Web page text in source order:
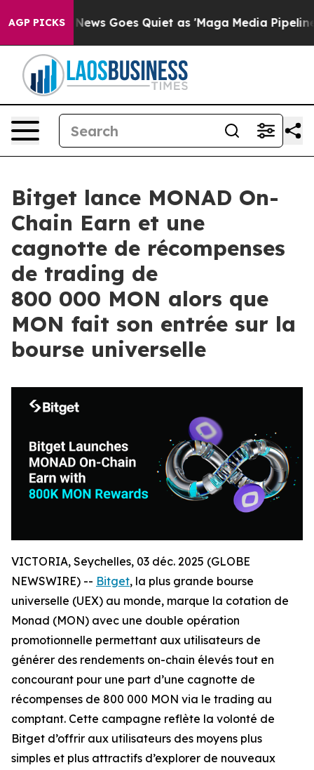
AGP PICKS
Fox News Goes Quiet as 'Maga Media Pipeline'
Bitget lance MONAD On-
Chain Earn et une
cagnotte de récompenses
de trading de
800 000 MON alors que
MON fait son entrée sur la
bourse universelle
VICTORIA, Seychelles, 03 déc. 2025 (GLOBE
NEWSWIRE) -- Bitget, la plus grande bourse
universelle (UEX) au monde, marque la cotation de
Monad (MON) avec une double opération
promotionnelle permettant aux utilisateurs de
générer des rendements on-chain élevés tout en
concourant pour une part d’une cagnotte de
récompenses de 800 000 MON via le trading au
comptant. Cette campagne reflète la volonté de
Bitget d’offrir aux utilisateurs des moyens plus
simples et plus attractifs d’explorer de nouveaux